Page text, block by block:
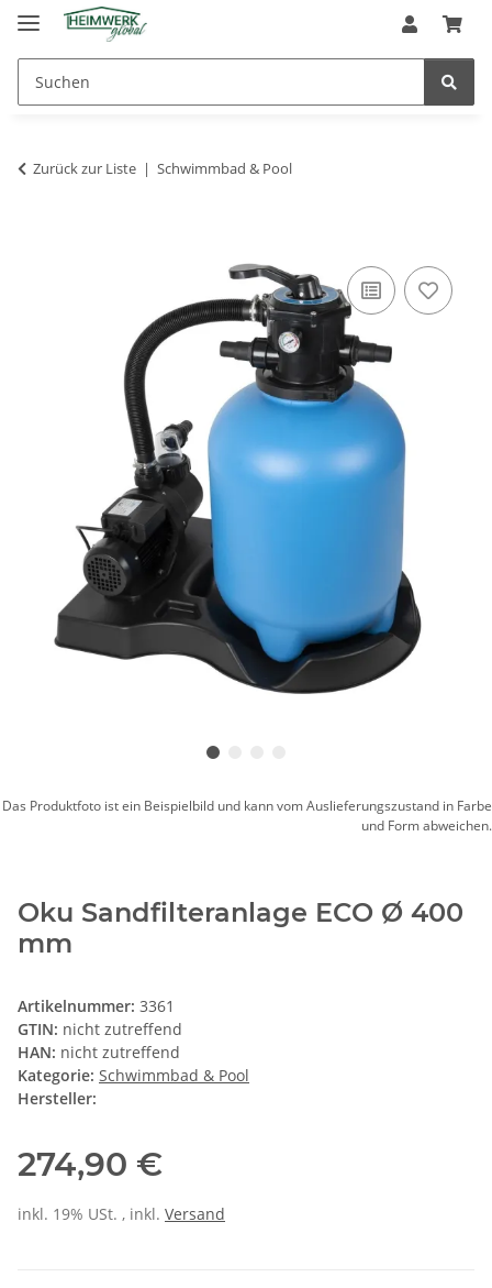
Zurück zur Liste Schwimmbad & Pool
Das Produktfoto ist ein Beispielbild und kann vom Auslieferungszustand in Farbe
und Form abweichen.
Oku Sandfilteranlage ECO Ø 400
mm
Artikelnummer: 3361
GTIN: nicht zutreffend
HAN: nicht zutreffend
Kategorie: Schwimmbad & Pool
Hersteller:
274,90 €
inkl. 19% USt. , inkl. Versand